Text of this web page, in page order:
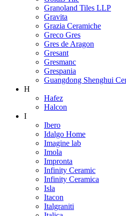
Granoland Tiles LLP
Gravita
Grazia Ceramiche
Greco Gres
Gres de Aragon
Gresant
Gresmanc
Grespania
Guangdong Shenghui
H
Hafez
Halcon
I
Ibero
Idalgo Home
Imagine lab
Imola
Impronta
Infinity Ceramic
Infinity Ceramica
Isla
Itacon
Italgraniti